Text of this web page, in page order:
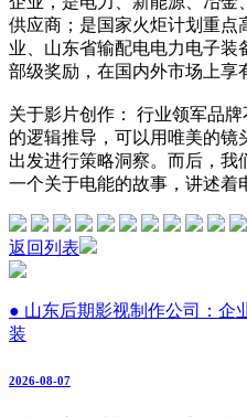
供应商；是国家火炬计划重点
业、山东省输配电电力电子
部级奖励，在国内外市场上享
关于影片创作：
行业领军品
的逻辑推导，可以用唯美的镜
出发进行策略洞察。而后，我
一个关于电能的故事，讲述着
返回列表
● 山东后期影视制作公司：企
装
2026-08-07